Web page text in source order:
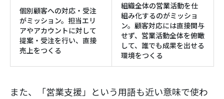
個別顧客への対応・受注
がミッション。担当エリ
アやアカウントに対して
提案・受注を行い、直接
売上をつくる
組織全体の営業活動を仕
組み化するのがミッショ
ン。顧客対応には直接関与
せず、営業活動全体を俯瞰
して、誰でも成果を出せる
環境をつくる
また、「営業支援」という用語も近い意味で使わ